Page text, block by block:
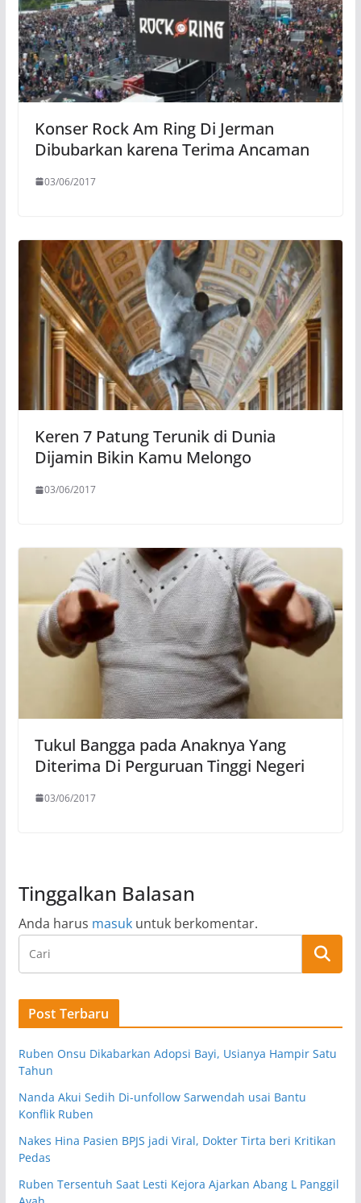
Konser Rock Am Ring Di Jerman
Dibubarkan karena Terima Ancaman
03/06/2017
Keren 7 Patung Terunik di Dunia
Dijamin Bikin Kamu Melongo
03/06/2017
Tukul Bangga pada Anaknya Yang
Diterima Di Perguruan Tinggi Negeri
03/06/2017
Tinggalkan Balasan
Anda harus masukuntuk berkomentar.
Post Terbaru
Ruben Onsu Dikabarkan Adopsi Bayi, Usianya Hampir Satu
Tahun
Nanda Akui Sedih Di-unfollow Sarwendah usai Bantu
Konflik Ruben
Nakes Hina Pasien BPJS jadi Viral, Dokter Tirta beri Kritikan
Pedas
Ruben Tersentuh Saat Lesti Kejora Ajarkan Abang L Panggil